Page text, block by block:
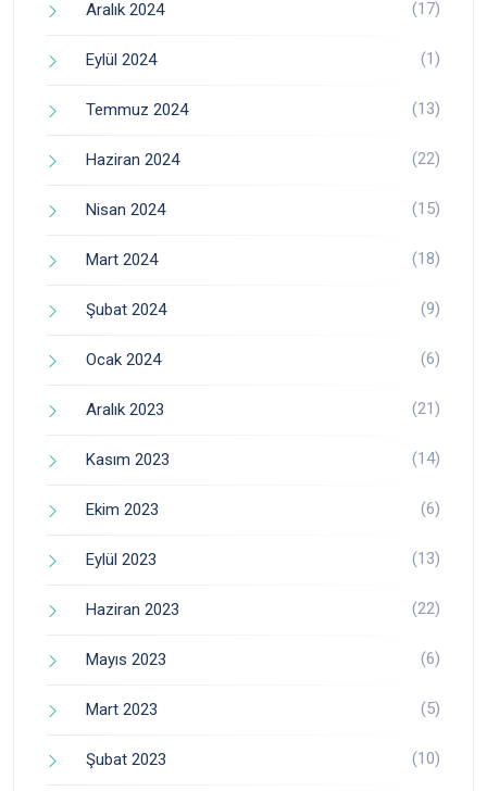
Aralık 2024 (17)
Eylül 2024 (1)
Temmuz 2024 (13)
Haziran 2024 (22)
Nisan 2024 (15)
Mart 2024 (18)
Şubat 2024 (9)
Ocak 2024 (6)
Aralık 2023 (21)
Kasım 2023 (14)
Ekim 2023 (6)
Eylül 2023 (13)
Haziran 2023 (22)
Mayıs 2023 (6)
Mart 2023 (5)
Şubat 2023 (10)